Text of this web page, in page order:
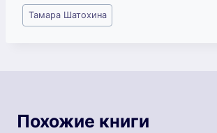
Метки
записи:
Тамара Шатохина
Похожие книги